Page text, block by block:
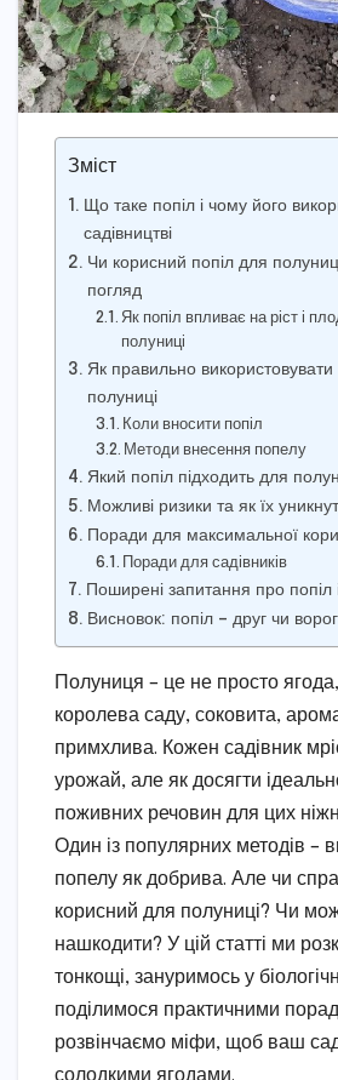
Зміст
Що таке попіл і чому його
садівництві
Чи корисний попіл для
погляд
Як попіл впливає на ріст і
полуниці
Як правильно використовувати
полуниці
Коли вносити попіл
Методи внесення попелу
Який попіл підходить для
Можливі ризики та як їх
Поради для максимальної
Поради для садівників
Поширені запитання про
Висновок: попіл – друг чи
Полуниця – це не просто
королева саду, соковита,
примхлива. Кожен садівник
урожай, але як досягти
поживних речовин для цих
Один із популярних методів –
попелу як добрива. Але чи
корисний для полуниці? Чи
нашкодити? У цій статті ми
тонкощі, зануримось у
поділимося практичними
розвінчаємо міфи, щоб ваш
солодкими ягодами.